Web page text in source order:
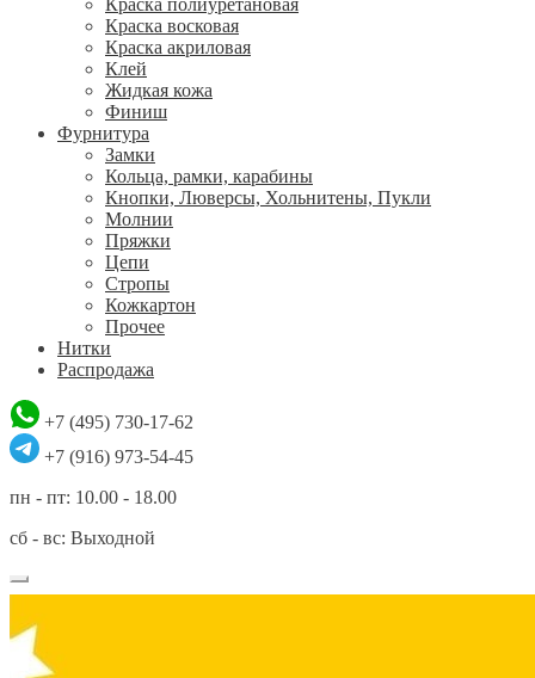
Краска полиуретановая
Краска восковая
Краска акриловая
Клей
Жидкая кожа
Финиш
Фурнитура
Замки
Кольца, рамки, карабины
Кнопки, Люверсы, Хольнитены, Пукли
Молнии
Пряжки
Цепи
Стропы
Кожкартон
Прочее
Нитки
Распродажа
+7 (495) 730-17-62
+7 (916) 973-54-45
пн - пт: 10.00 - 18.00
сб - вс: Выходной